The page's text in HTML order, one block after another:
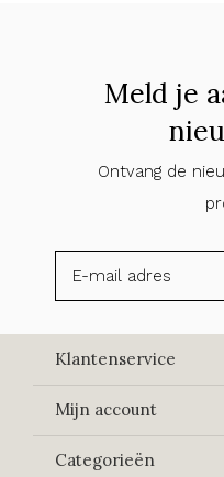
Meld je
Ontvang de
Klantenservice
Mijn account
Categorieën